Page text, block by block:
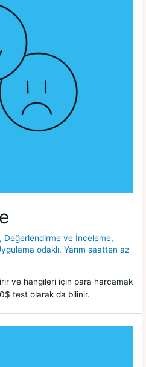
, Değerlendirme ve İnceleme,
odaklı,Yarım saatten az
ve hangileri için para harcamak
test olarak da bilinir.